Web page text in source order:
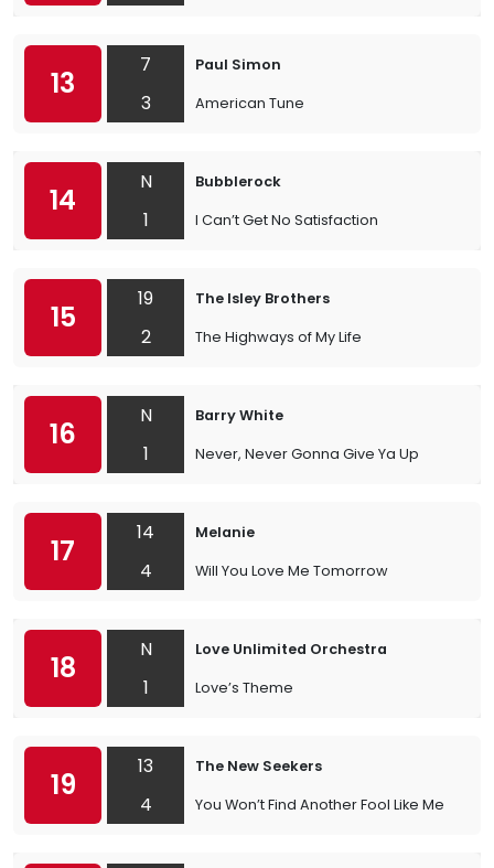
13
7
3
Paul Simon
American Tune
14
N
1
Bubblerock
I Can’t Get No Satisfaction
15
19
2
The Isley Brothers
The Highways of My Life
16
N
1
Barry White
Never, Never Gonna Give Ya Up
17
14
4
Melanie
Will You Love Me Tomorrow
18
N
1
Love Unlimited Orchestra
Love’s Theme
19
13
4
The New Seekers
You Won’t Find Another Fool Like Me